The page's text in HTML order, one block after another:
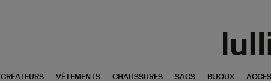
CRÉATEURS VÊTEMENTS CHAUSSURES SACS BIJOUX